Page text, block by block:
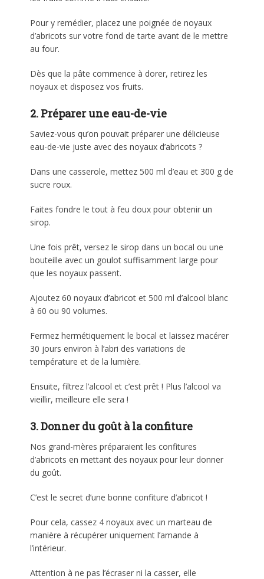
Pour y remédier, placez une poignée de noyaux
d’abricots sur votre fond de tarte avant de le mettre
au four.
Dès que la pâte commence à dorer, retirez les
noyaux et disposez vos fruits.
2. Préparer une eau-de-vie
Saviez-vous qu’on pouvait préparer une délicieuse
eau-de-vie juste avec des noyaux d’abricots ?
Dans une casserole, mettez 500 ml d’eau et 300 g de
sucre roux.
Faites fondre le tout à feu doux pour obtenir un
sirop.
Une fois prêt, versez le sirop dans un bocal ou une
bouteille avec un goulot suffisamment large pour
que les noyaux passent.
Ajoutez 60 noyaux d’abricot et 500 ml d’alcool blanc
à 60 ou 90 volumes.
Fermez hermétiquement le bocal et laissez macérer
30 jours environ à l’abri des variations de
température et de la lumière.
Ensuite, filtrez l’alcool et c’est prêt ! Plus l’alcool va
vieillir, meilleure elle sera !
3. Donner du goût à la confiture
Nos grand-mères préparaient les confitures
d’abricots en mettant des noyaux pour leur donner
du goût.
C’est le secret d’une bonne confiture d’abricot !
Pour cela, cassez 4 noyaux avec un marteau de
manière à récupérer uniquement l’amande à
l’intérieur.
Attention à ne pas l’écraser ni la casser, elle